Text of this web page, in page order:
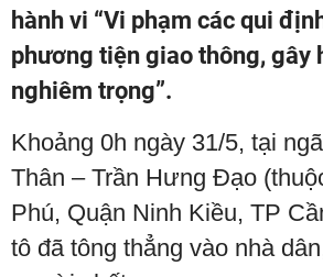
hành vi “Vi phạm các qui
phương tiện giao thông, gây
nghiêm trọng”.
Khoảng 0h ngày 31/5, tại
Thân – Trần Hưng Đạo
Phú, Quận Ninh Kiều, TP
tô đã tông thẳng vào nhà